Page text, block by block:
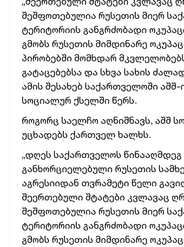
შეშფოთებულია რუსეთის მიერ
ტერიტორიის განგრძობადი
გმობს რუსეთის მიმდინარე
პირობებში მომხდარ
გატაცებებსა და სხვა სახის
ამის შესახებ საქართველოში
სოციალურ ქსელში წერს.
როგორც საელჩო აღნიშნავს, აშშ
უცხადებს ქართველ ხალხს.
„დღეს საქართველოს წინააღმდეგ
განხორციელებული რუსეთის
აგრესიიდან თვრამეტი წელი
შეერთებული შტატები კვლავაც
შეშფოთებულია რუსეთის მიერ
ტერიტორიის განგრძობადი
გმობს რუსეთის მიმდინარე